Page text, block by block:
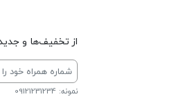
از تخفیف‌ها و
نمونه: 09121231234